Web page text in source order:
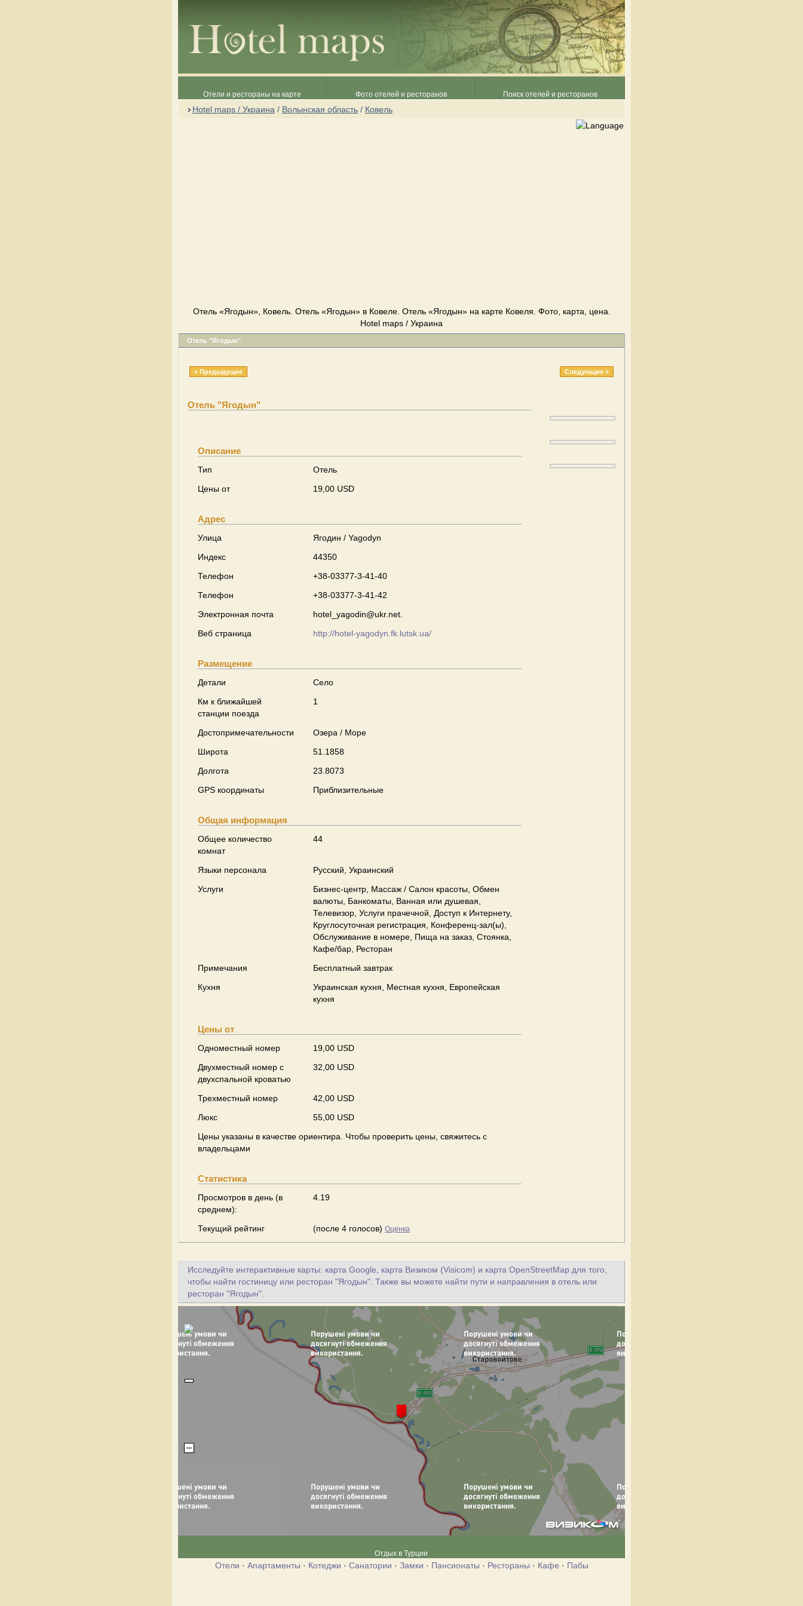
Отели и рестораны на карте Фото отелей и ресторанов Поиск отелей и ресторанов
Hotel maps / Украина / Волынская область / Ковель
Отель «Ягодын», Ковель. Отель «Ягодын» в Ковеле. Отель «Ягодын» на карте Ковеля. Фото, карта, цена.
Hotel maps / Украина
Отель "Ягодын"
« Предыдущие Следующие »
Отель "Ягодын"
Описание
Тип
Отель
Цены от
19,00 USD
Адрес
Улица
Ягодин / Yagodyn
Индекс
44350
Телефон
+38-03377-3-41-40
Телефон
+38-03377-3-41-42
Электронная почта
hotel_yagodin@ukr.net.
Веб страница
http://hotel-yagodyn.fk.lutsk.ua/
Размещение
Детали
Село
Км к ближайшей
станции поезда
1
Достопримечательности
Озера / Море
Широта
51.1858
Долгота
23.8073
GPS координаты
Приблизительные
Общая информация
Общее количество
комнат
44
Языки персонала
Русский, Украинский
Услуги
Бизнес-центр, Массаж / Салон красоты, Обмен
валюты, Банкоматы, Ванная или душевая,
Телевизор, Услуги прачечной, Доступ к Интернету,
Круглосуточная регистрация, Конференц-зал(ы),
Обслуживание в номере, Пища на заказ, Стоянка,
Кафе/бар, Ресторан
Примечания
Бесплатный завтрак
Кухня
Украинская кухня, Местная кухня, Европейская
кухня
Цены от
Одноместный номер
19,00 USD
Двухместный номер с
двухспальной кроватью
32,00 USD
Трехместный номер
42,00 USD
Люкс
55,00 USD
Цены указаны в качестве ориентира. Чтобы проверить цены, свяжитесь с
владельцами
Статистика
Просмотров в день (в
среднем):
4.19
Текущий рейтинг (после 4 голосов) Оценка
Исследуйте интерактивные карты: карта Google, карта Визиком (Visicom) и карта OpenStreetMap для того,
чтобы найти гостиницу или ресторан "Ягодын". Также вы можете найти пути и направления в отель или
ресторан "Ягодын".
Отдых в Турции
Отели · Апартаменты · Котеджи · Санатории · Замки · Пансионаты · Рестораны · Кафе · Пабы